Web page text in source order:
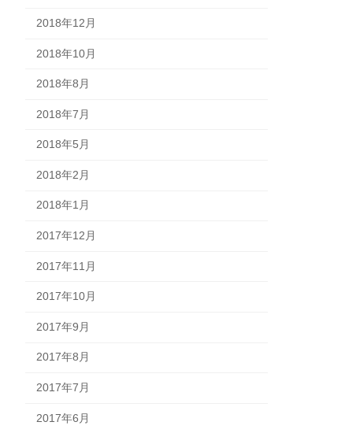
2018年12月
2018年10月
2018年8月
2018年7月
2018年5月
2018年2月
2018年1月
2017年12月
2017年11月
2017年10月
2017年9月
2017年8月
2017年7月
2017年6月